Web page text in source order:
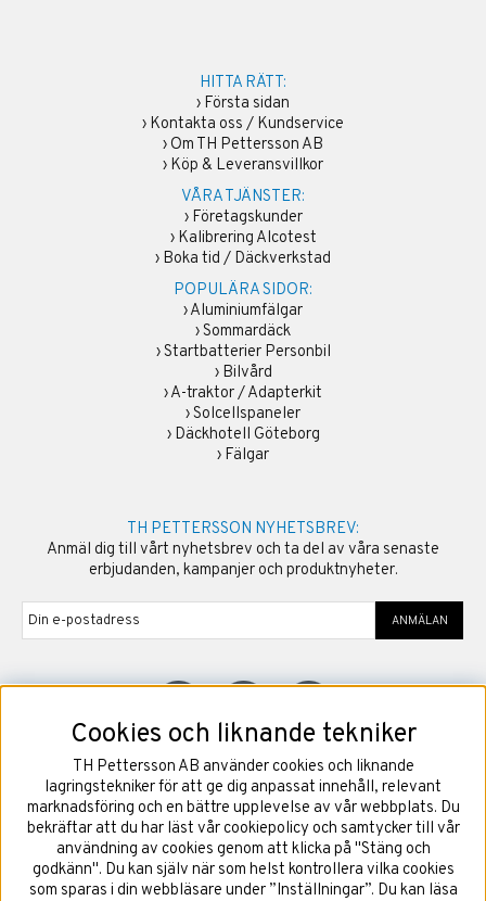
HITTA RÄTT:
› Första sidan
› Kontakta oss / Kundservice
› Om TH Pettersson AB
› Köp & Leveransvillkor
VÅRA TJÄNSTER:
› Företagskunder
› Kalibrering Alcotest
› Boka tid / Däckverkstad
POPULÄRA SIDOR:
›Aluminiumfälgar
›Sommardäck
›Startbatterier Personbil
› Bilvård
›A-traktor / Adapterkit
›Solcellspaneler
› Däckhotell Göteborg
› Fälgar
TH PETTERSSON NYHETSBREV:
Anmäl dig till vårt nyhetsbrev och ta del av våra senaste
erbjudanden, kampanjer och produktnyheter.
ANMÄLAN
©2026Copyright TH Pettersson AB
Cookies och liknande tekniker
TH Pettersson AB använder cookies och liknande
lagringstekniker för att ge dig anpassat innehåll, relevant
marknadsföring och en bättre upplevelse av vår webbplats. Du
bekräftar att du har läst vår cookiepolicy och samtycker till vår
användning av cookies genom att klicka på "Stäng och
godkänn". Du kan själv när som helst kontrollera vilka cookies
som sparas i din webbläsare under ”Inställningar”. Du kan läsa